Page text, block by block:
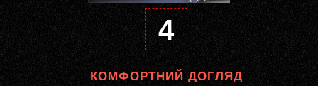
4
КОМФОРТНИЙ ДОГЛЯД